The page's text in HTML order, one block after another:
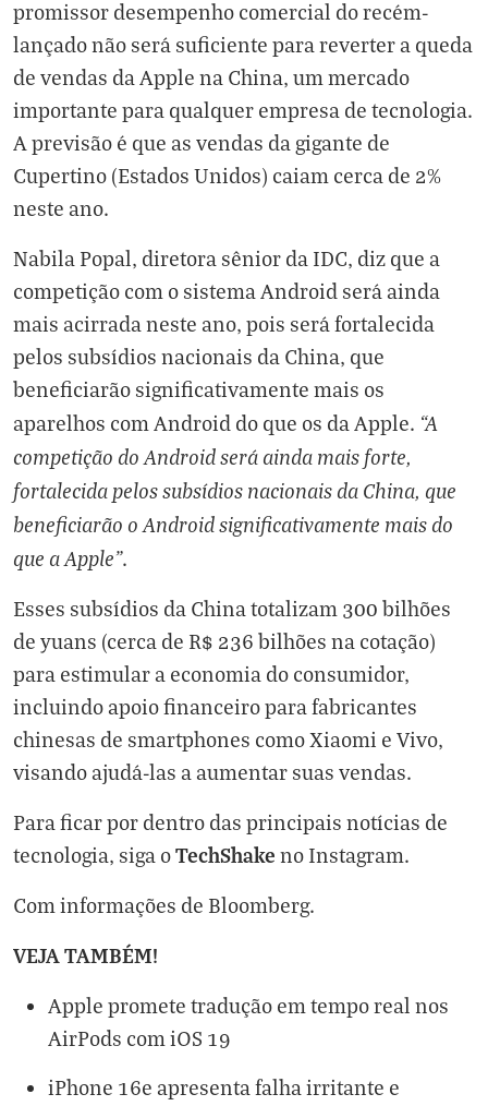
promissor desempenho comercial do recém-
lançado não será suficiente para reverter a queda
de vendas da Apple na China, um mercado
importante para qualquer empresa de tecnologia.
A previsão é que as vendas da gigante de
Cupertino (Estados Unidos) caiam cerca de 2%
neste ano.
Nabila Popal, diretora sênior da IDC, diz que a
competição com o sistema Android será ainda
mais acirrada neste ano, pois será fortalecida
pelos subsídios nacionais da China, que
beneficiarão significativamente mais os
aparelhos com Android do que os da Apple. “A
competição do Android será ainda mais forte,
fortalecida pelos subsídios nacionais da China, que
beneficiarão o Android significativamente mais do
que a Apple”.
Esses subsídios da China totalizam 300 bilhões
de yuans (cerca de R$ 236 bilhões na cotação)
para estimular a economia do consumidor,
incluindo apoio financeiro para fabricantes
chinesas de smartphones como Xiaomi e Vivo,
visando ajudá-las a aumentar suas vendas.
Para ficar por dentro das principais notícias de
tecnologia, siga oTechShake no Instagram.
Com informações de Bloomberg.
VEJA TAMBÉM!
Apple promete tradução em tempo real nos
AirPods com iOS 19
iPhone 16e apresenta falha irritante e